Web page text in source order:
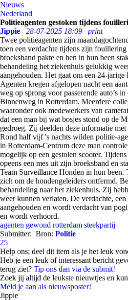
Nieuws
Nederland
Politieagenten gestoken tijdens
Jippie
28-07-2025 18:09
print
Twee politieagenten zijn
toen een verdachte tijdens zijn fouillering
broeksband pakte en hen in hun been
behandeling het ziekenhuis gelukkig
aangehouden. Het gaat om een 24-jarige
Agenten kregen afgelopen nacht een
weg op sprong voor passerende auto’s
Binnenweg in Rotterdam. Meerdere
waaronder ook medewerkers van
dat een man bij wat bosjes stond op de
gedroeg. Zij deelden deze informatie met
Rond half vijf 's nachts wilden politie-
in Rotterdam-Centrum deze man
mogelijk op een gestolen scooter.
opeens een mes uit zijn broeksband en
Team Surveillance Honden in hun been.
zich om de hondengeleiders ontfermd.
behandeling naar het ziekenhuis. Zij
weer kunnen verlaten. De verdachte,
aangehouden en wordt verdacht van
en wordt verhoord.
agenten gewond rotterdam steekpartij
Submitter: Bron: Politie
25
Help ons; deel dit item als je het leuk
Heb je een leuk of interessant bericht
terug ziet? Tip ons dan via de submit!
Zoek jij altijd de leukste nieuwtjes en
Meld je aan als nieuwsposter!
Jippie